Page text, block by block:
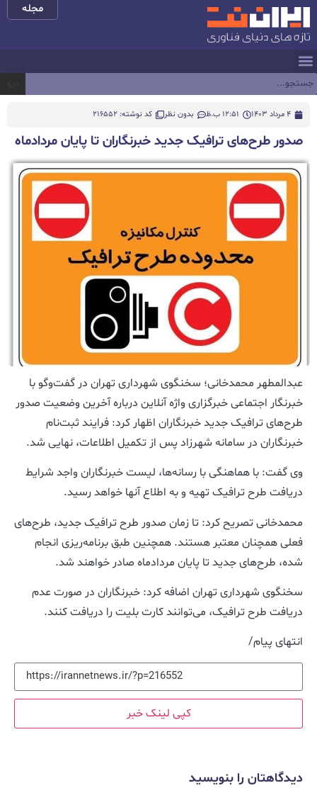
مجله
4 مرداد 1403 12:51 ب.ظ بدون نظر کد نوشته: 216552
صدور طرح‌های ترافیک جدید خبرنگاران تا پایان مردادماه
عبدالمطهر محمدخانی؛ سخنگوی شهرداری تهران در گفت‌وگو با
خبرنگار اجتماعی خبرگزاری واژه آنلاین درباره آخرین وضعیت صدور
طرح‌های ترافیک جدید خبرنگاران اظهار کرد: فرایند ثبت‌نام
خبرنگاران در سامانه شهرزاد پس از تکمیل اطلاعات، نهایی شد.
وی گفت: با هماهنگی با رسانه‌ها، لیست خبرنگاران واجد شرایط
دریافت طرح ترافیک تهیه و به اطلاع آنها خواهد رسید.
محمدخانی تصریح کرد: تا زمان صدور طرح ترافیک جدید، طرح‌های
فعلی همچنان معتبر هستند. همچنین طبق برنامه‌ریزی انجام
شده، طرح‌های جدید تا پایان مردادماه صادر خواهند شد.
سخنگوی شهرداری تهران اضافه کرد: خبرنگاران در صورت عدم
دریافت طرح ترافیک، می‌توانند کارت بلیت را دریافت کنند.
انتهای پیام/
کپی لینک خبر
دیدگاهتان را بنویسید